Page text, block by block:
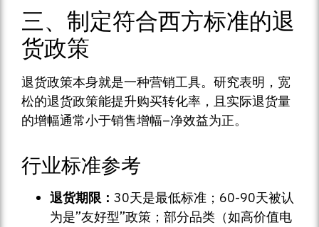
三、制定符合西方标准的退
货政策
退货政策本身就是一种营销工具。研究表明，宽
松的退货政策能提升购买转化率，且实际退货量
的增幅通常小于销售增幅–净效益为正。
行业标准参考
退货期限： 30天是最低标准；60-90天被认
为是”友好型”政策；部分品类（如高价值电